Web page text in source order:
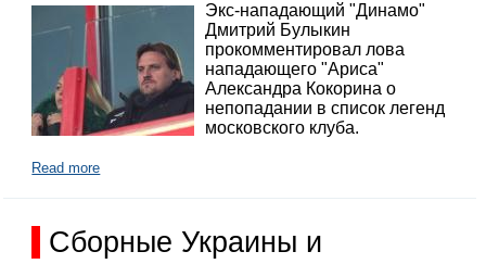
Экс-нападающий "Динамо"
Дмитрий Булыкин
прокомментировал лова
нападающего "Ариса"
Александра Кокорина о
непопадании в список легенд
московского клуба.
Read more
Сборные Украины и